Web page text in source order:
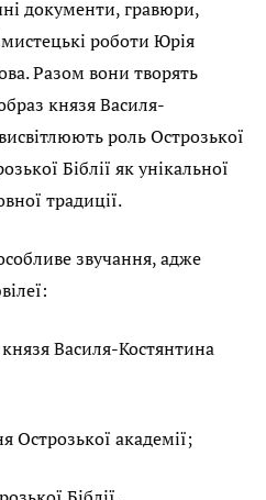
документи, гравюри,
роботи Юрія
Разом вони творять
князя Василя-
роль Острозької
Біблії як унікальної
традиції.
звучання, адже
Василя-Костянтина
Острозької академії;